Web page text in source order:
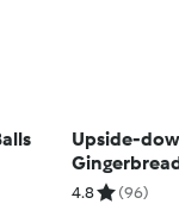
Upside-
Pears
4.8 (96)